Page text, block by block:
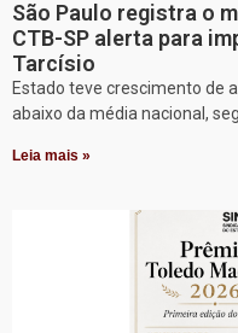
São Paulo registra o
CTB-SP alerta para
Tarcísio
Estado teve crescimento de
abaixo da média nacional,
Leia mais »